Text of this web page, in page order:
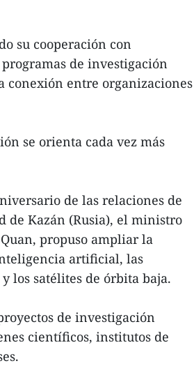
su cooperación con
de investigación
conexión entre organizaciones
se orienta cada vez más
de las relaciones de
de Kazán (Rusia), el ministro
propuso ampliar la
artificial, las
los satélites de órbita baja.
de investigación
científicos, institutos de